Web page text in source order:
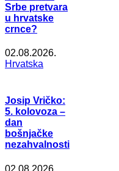
Srbe pretvara
u hrvatske
crnce?
02.08.2026.
Hrvatska
Josip Vričko:
5. kolovoza –
dan
bošnjačke
nezahvalnosti
02.08.2026.